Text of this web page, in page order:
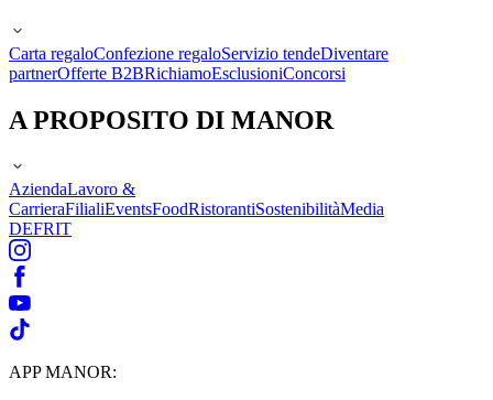
Carta regaloConfezione regaloServizio tendeDiventare
partnerOfferte B2BRichiamoEsclusioniConcorsi
A PROPOSITO DI MANOR
AziendaLavoro &
CarrieraFilialiEventsFoodRistorantiSostenibilitàMedia
DEFRIT
APP MANOR: